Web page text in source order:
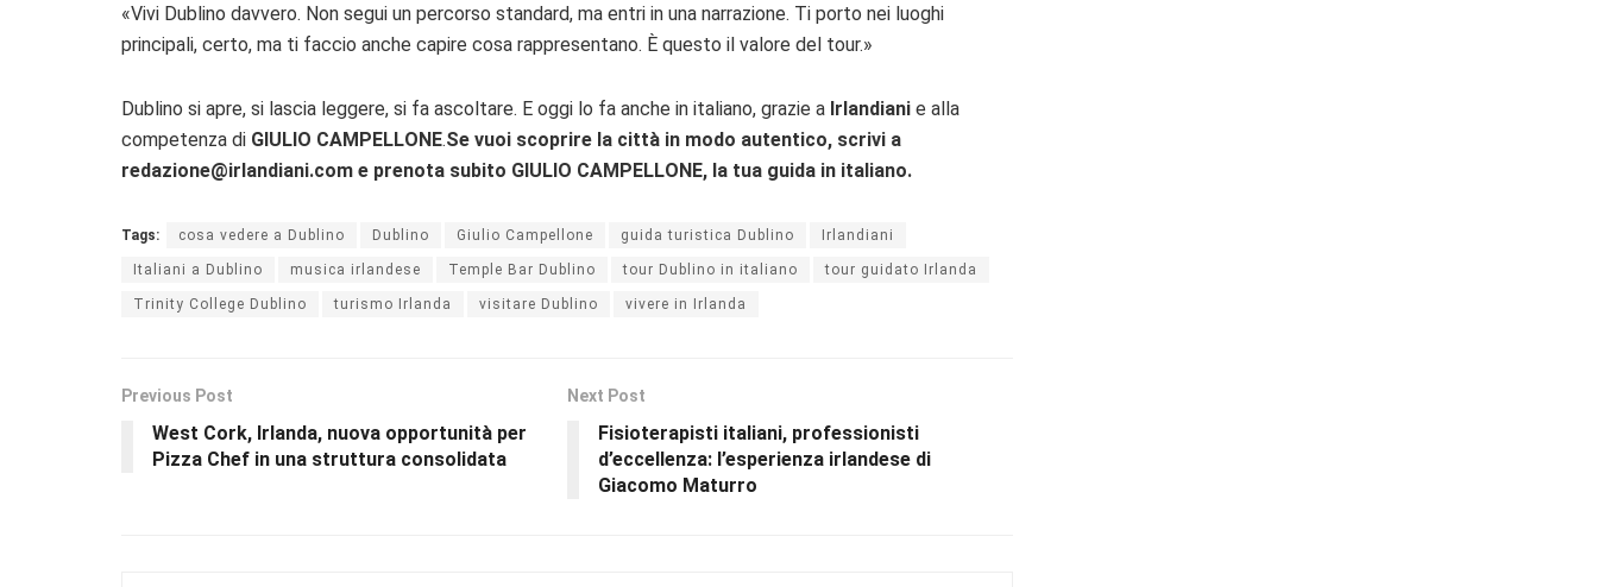
«Vivi Dublino davvero. Non segui un percorso standard, ma entri in una narrazione. Ti porto nei luoghi
principali, certo, ma ti faccio anche capire cosa rappresentano. È questo il valore del tour.»
Dublino si apre, si lascia leggere, si fa ascoltare. E oggi lo fa anche in italiano, grazie a Irlandiani e alla
competenza di GIULIO CAMPELLONE.Se vuoi scoprire la città in modo autentico, scrivi a
redazione@irlandiani.com e prenota subito GIULIO CAMPELLONE, la tua guida in italiano.
Tags: cosa vedere a Dublino Dublino Giulio Campellone guida turistica Dublino Irlandiani
Italiani a Dublino musica irlandese Temple Bar Dublino tour Dublino in italiano tour guidato Irlanda
Trinity College Dublino turismo Irlanda visitare Dublino vivere in Irlanda
Previous Post
West Cork, Irlanda, nuova opportunità per
Pizza Chef in una struttura consolidata
Next Post
Fisioterapisti italiani, professionisti
d’eccellenza: l’esperienza irlandese di
Giacomo Maturro